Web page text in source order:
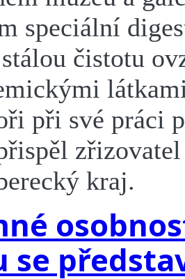
speciální
čistotu
při své práci
zřizovatel
kraj.
se